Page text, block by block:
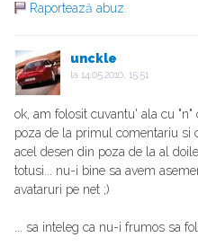
Raportează abuz
unckle
la 14.05.2010, 15:51
ok, am folosit cuvantu' ala cu "n"
poza de la primul comentariu si
acel desen din poza de la al
totusi... nu-i bine sa avem
avataruri pe net ;)
... sa inteleg ca nu-i frumos sa